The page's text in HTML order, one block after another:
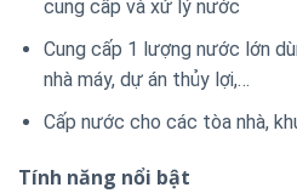
cung cấp và xử lý nước
Cung cấp 1 lượng nước lớn
nhà máy, dự án thủy lợi,…
Cấp nước cho các tòa nhà,
Tính năng nổi bật